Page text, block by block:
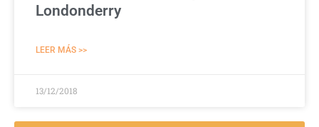
Londonderry
LEER MÁS >>
13/12/2018